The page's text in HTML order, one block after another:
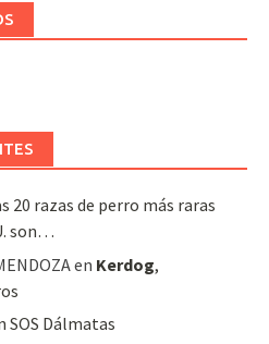
20 razas de perro más raras
son…
en Kerdog,
SOS Dálmatas